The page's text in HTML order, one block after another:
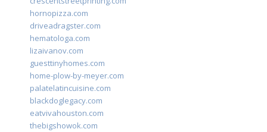
hornopizza.com
driveadragster.com
hematologa.com
lizaivanov.com
guesttinyhomes.com
home-plow-by-meyer.com
palatelatincuisine.com
blackdoglegacy.com
eatvivahouston.com
thebigshowok.com